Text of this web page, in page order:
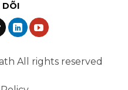
DÕI
All rights reserved